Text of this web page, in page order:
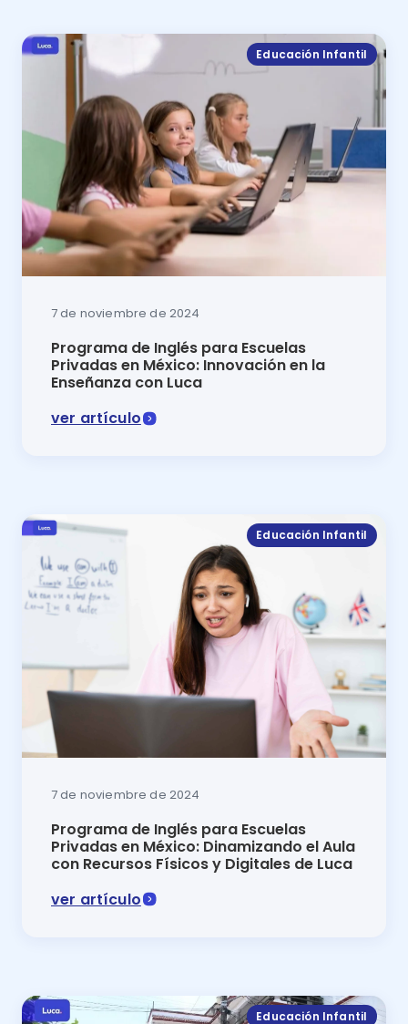
Educación Infantil
7 de noviembre de 2024
Programa de Inglés para Escuelas
Privadas en México: Innovación en la
Enseñanza con Luca
ver artículo
Educación Infantil
7 de noviembre de 2024
Programa de Inglés para Escuelas
Privadas en México: Dinamizando el Aula
con Recursos Físicos y Digitales de Luca
ver artículo
Educación Infantil